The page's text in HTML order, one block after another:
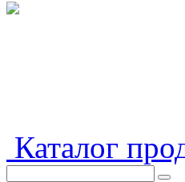
Каталог